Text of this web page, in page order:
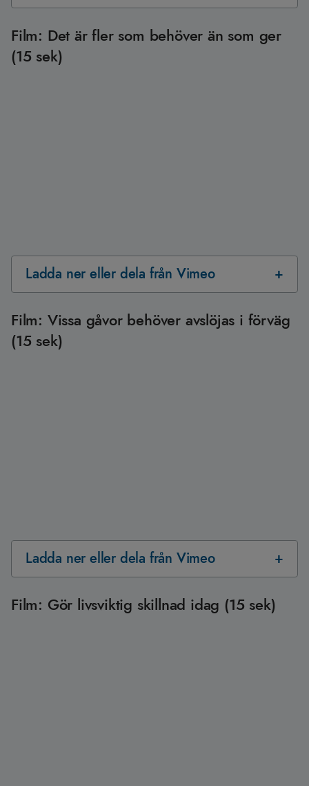
Film: Det är fler som behöver än som ger
(15 sek)
Ladda ner eller dela från Vimeo
Film: Vissa gåvor behöver avslöjas i förväg
(15 sek)
Ladda ner eller dela från Vimeo
Film: Gör livsviktig skillnad idag (15 sek)